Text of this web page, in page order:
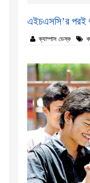
এইচএসসি’র পরই
ক্যাম্পাস ডেস্ক